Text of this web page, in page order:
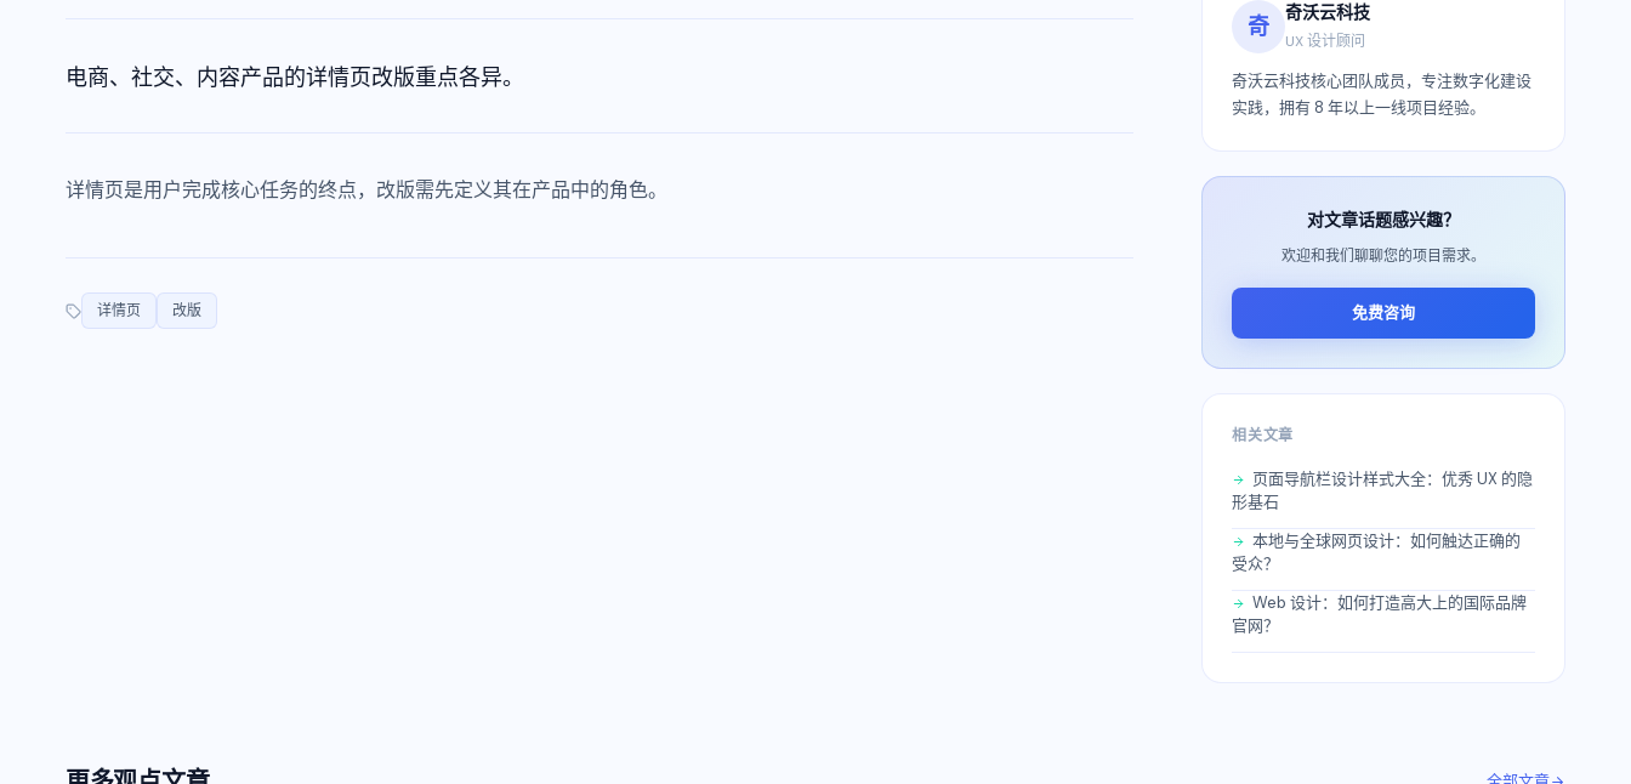
电商、社交、内容产品的详情页改版重点各异。
详情页是用户完成核心任务的终点，改版需先定义其在产品中的角色。
详情页 改版
奇 奇沃云科技
UX 设计顾问
奇沃云科技核心团队成员，专注数字化建设
实践，拥有 8 年以上一线项目经验。
对文章话题感兴趣？
欢迎和我们聊聊您的项目需求。
免费咨询
相关文章
页面导航栏设计样式大全：优秀 UX 的隐
形基石
本地与全球网页设计：如何触达正确的
受众？
Web 设计：如何打造高大上的国际品牌
官网？